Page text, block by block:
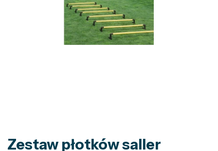
Zestaw płotków saller